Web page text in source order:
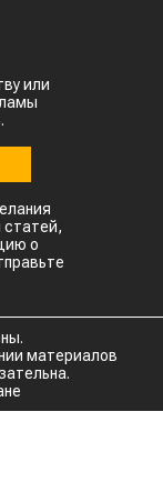
или
статей,
о
материалов